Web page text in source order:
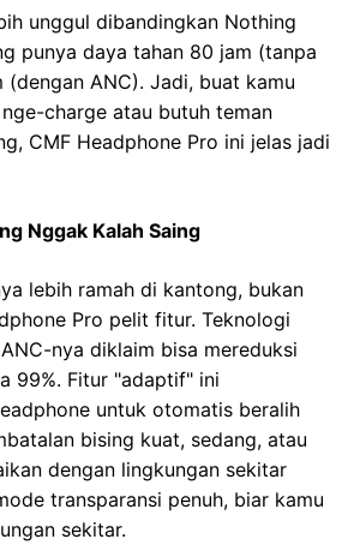
unggul dibandingkan Nothing
punya daya tahan 80 jam (tanpa
(dengan ANC). Jadi, buat kamu
charge atau butuh teman
CMF Headphone Pro ini jelas jadi
Nggak Kalah Saing
lebih ramah di kantong, bukan
Pro pelit fitur. Teknologi
nya diklaim bisa mereduksi
99%. Fitur "adaptif" ini
untuk otomatis beralih
bising kuat, sedang, atau
dengan lingkungan sekitar
transparansi penuh, biar kamu
sekitar.